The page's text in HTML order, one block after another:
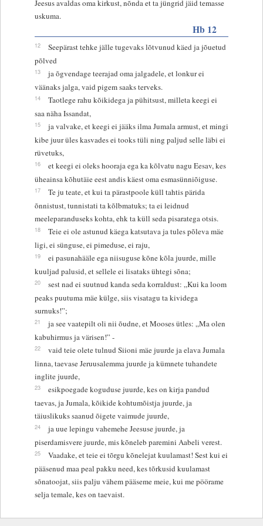
Jeesus avaldas oma kirkust, nõnda et ta jüngrid jäid temasse
uskuma.
Hb 12
12
Seepärast tehke jälle tugevaks lõtvunud käed ja jõuetud
põlved
13
ja õgvendage teerajad oma jalgadele, et lonkur ei
väänaks jalga, vaid pigem saaks terveks.
14
Taotlege rahu kõikidega ja pühitsust, milleta keegi ei
saa näha Issandat,
15
ja valvake, et keegi ei jääks ilma Jumala armust, et mingi
kibe juur üles kasvades ei tooks tüli ning paljud selle läbi ei
rüvetuks,
16
et keegi ei oleks hooraja ega ka kõlvatu nagu Eesav, kes
üheainsa kõhutäie eest andis käest oma esmasünniõiguse.
17
Te ju teate, et kui ta pärastpoole küll tahtis pärida
õnnistust, tunnistati ta kõlbmatuks; ta ei leidnud
meeleparanduseks kohta, ehk ta küll seda pisaratega otsis.
18
Teie ei ole astunud käega katsutava ja tules põleva mäe
ligi, ei sünguse, ei pimeduse, ei raju,
19
ei pasunahääle ega niisuguse kõne kõla juurde, mille
kuuljad palusid, et sellele ei lisataks ühtegi sõna;
20
sest nad ei suutnud kanda seda korraldust: „Kui ka loom
peaks puutuma mäe külge, siis visatagu ta kividega
surnuks!”;
21
ja see vaatepilt oli nii õudne, et Mooses ütles: „Ma olen
kabuhirmus ja värisen!” -
22
vaid teie olete tulnud Siioni mäe juurde ja elava Jumala
linna, taevase Jeruusalemma juurde ja kümnete tuhandete
inglite juurde,
23
esikpoegade koguduse juurde, kes on kirja pandud
taevas, ja Jumala, kõikide kohtumõistja juurde, ja
täiuslikuks saanud õigete vaimude juurde,
24
ja uue lepingu vahemehe Jeesuse juurde, ja
piserdamisvere juurde, mis kõneleb paremini Aabeli verest.
25
Vaadake, et teie ei tõrgu kõnelejat kuulamast! Sest kui ei
pääsenud maa peal pakku need, kes tõrkusid kuulamast
sõnatoojat, siis palju vähem pääseme meie, kui me pöörame
selja temale, kes on taevaist.